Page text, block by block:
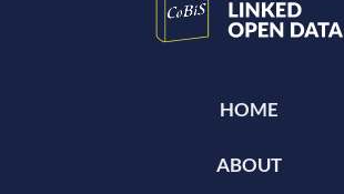
HOME
ABOUT